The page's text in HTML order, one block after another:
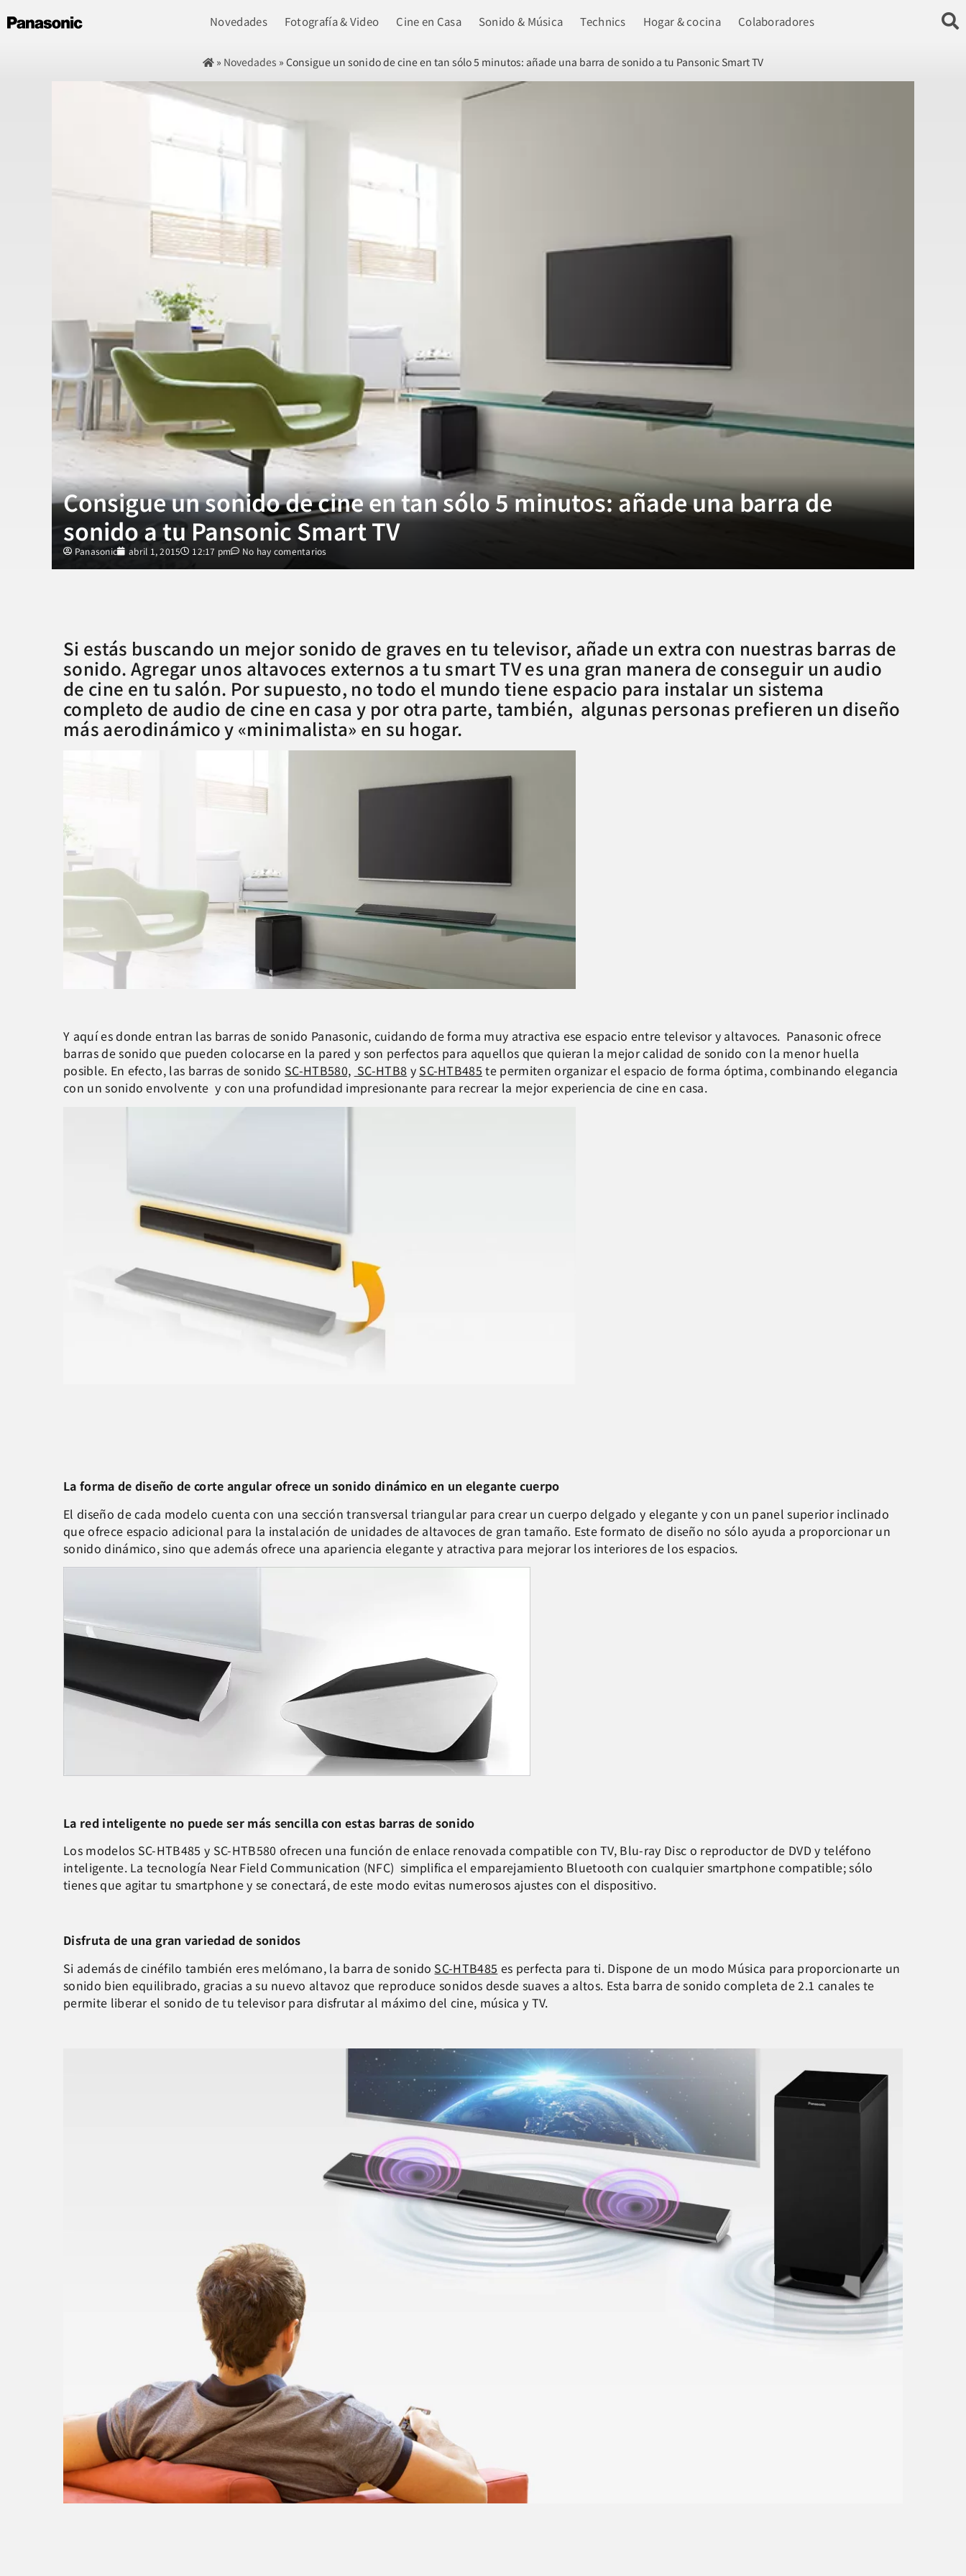
Novedades Fotografía & Video Cine en Casa Sonido & Música Technics Hogar & cocina Colaboradores
» Novedades »Consigue un sonido de cine en tan sólo 5 minutos: añade una barra de sonido a tu Pansonic Smart TV
Consigue un sonido de cine en tan sólo 5 minutos: añade una barra de
sonido a tu Pansonic Smart TV
Panasonic abril 1, 2015 12:17 pm No hay comentarios
Si estás buscando un mejor sonido de graves en tu televisor, añade un extra con nuestras barras de
sonido. Agregar unos altavoces externos a tu smart TV es una gran manera de conseguir un audio
de cine en tu salón. Por supuesto, no todo el mundo tiene espacio para instalar un sistema
completo de audio de cine en casa y por otra parte, también, algunas personas prefieren un diseño
más aerodinámico y «minimalista» en su hogar.
Y aquí es donde entran las barras de sonido Panasonic, cuidando de forma muy atractiva ese espacio entre televisor y altavoces. Panasonic ofrece
barras de sonido que pueden colocarse en la pared y son perfectos para aquellos que quieran la mejor calidad de sonido con la menor huella
posible. En efecto, las barras de sonido SC-HTB580, SC-HTB8 y SC-HTB485 te permiten organizar el espacio de forma óptima, combinando elegancia
con un sonido envolvente y con una profundidad impresionante para recrear la mejor experiencia de cine en casa.
La forma de diseño de corte angular ofrece un sonido dinámico en un elegante cuerpo
El diseño de cada modelo cuenta con una sección transversal triangular para crear un cuerpo delgado y elegante y con un panel superior inclinado
que ofrece espacio adicional para la instalación de unidades de altavoces de gran tamaño. Este formato de diseño no sólo ayuda a proporcionar un
sonido dinámico, sino que además ofrece una apariencia elegante y atractiva para mejorar los interiores de los espacios.
La red inteligente no puede ser más sencilla con estas barras de sonido
Los modelos SC-HTB485 y SC-HTB580 ofrecen una función de enlace renovada compatible con TV, Blu-ray Disc o reproductor de DVD y teléfono
inteligente. La tecnología Near Field Communication (NFC) simplifica el emparejamiento Bluetooth con cualquier smartphone compatible; sólo
tienes que agitar tu smartphone y se conectará, de este modo evitas numerosos ajustes con el dispositivo.
Disfruta de una gran variedad de sonidos
Si además de cinéfilo también eres melómano, la barra de sonido SC-HTB485 es perfecta para ti. Dispone de un modo Música para proporcionarte un
sonido bien equilibrado, gracias a su nuevo altavoz que reproduce sonidos desde suaves a altos. Esta barra de sonido completa de 2.1 canales te
permite liberar el sonido de tu televisor para disfrutar al máximo del cine, música y TV.